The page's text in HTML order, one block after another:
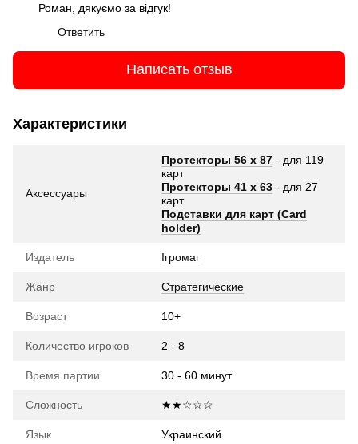
Роман, дякуємо за відгук!
Ответить
Написать отзыв
Характеристики
Аксессуары
Протекторы 56 х 87 - для 119
карт
Протекторы 41 х 63 - для 27
карт
Подставки для карт (Card
holder)
Издатель Ігромаг
Жанр Стратегические
Возраст 10+
Количество игроков 2 - 8
Время партии 30 - 60 минут
Сложность ★★☆☆☆
Язык Украинский